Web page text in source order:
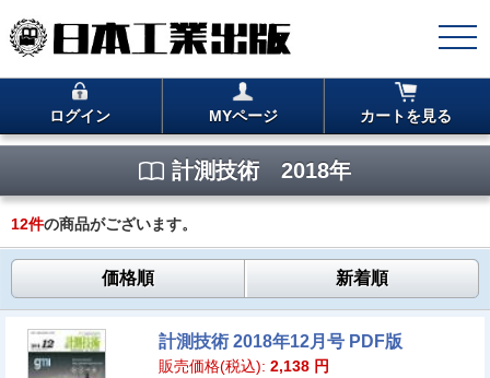
ログイン MYページ カートを見る
計測技術 2018年
12件の商品がございます。
価格順 新着順
計測技術 2018年12月号 PDF版
販売価格(税込): 2,138 円